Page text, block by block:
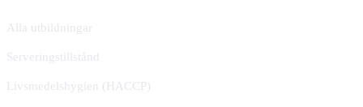
Alla utbildningar
Serveringstillstånd
Livsmedelshygien (HACCP)